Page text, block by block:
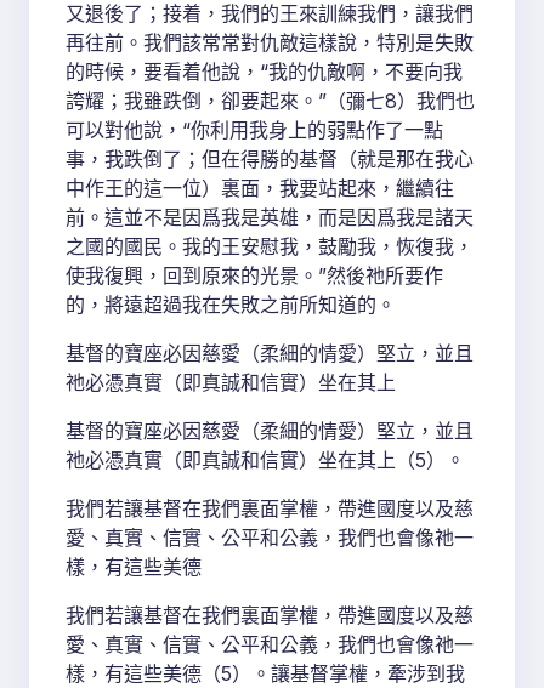
又退後了；接着，我們的王來訓練我們，讓我們
再往前。我們該常常對仇敵這樣說，特別是失敗
的時候，要看着他說，“我的仇敵啊，不要向我
誇耀；我雖跌倒，卻要起來。”（彌七8）我們也
可以對他說，“你利用我身上的弱點作了一點
事，我跌倒了；但在得勝的基督（就是那在我心
中作王的這一位）裏面，我要站起來，繼續往
前。這並不是因爲我是英雄，而是因爲我是諸天
之國的國民。我的王安慰我，鼓勵我，恢復我，
使我復興，回到原來的光景。”然後祂所要作
的，將遠超過我在失敗之前所知道的。
基督的寶座必因慈愛（柔細的情愛）堅立，並且
祂必憑真實（即真誠和信實）坐在其上
基督的寶座必因慈愛（柔細的情愛）堅立，並且
祂必憑真實（即真誠和信實）坐在其上（5）。
我們若讓基督在我們裏面掌權，帶進國度以及慈
愛、真實、信實、公平和公義，我們也會像祂一
樣，有這些美德
我們若讓基督在我們裏面掌權，帶進國度以及慈
愛、真實、信實、公平和公義，我們也會像祂一
樣，有這些美德（5）。讓基督掌權，牽涉到我